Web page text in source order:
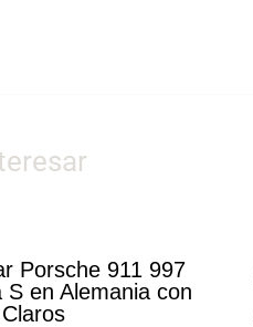
Porsche 911 997
S en Alemania con